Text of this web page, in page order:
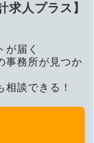
求人プラス】
届く
事務所が見つか
談できる！